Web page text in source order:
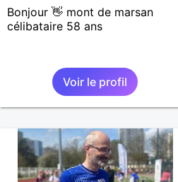
Bonjour 👋 mont de marsan
célibataire 58 ans
Voir le profil